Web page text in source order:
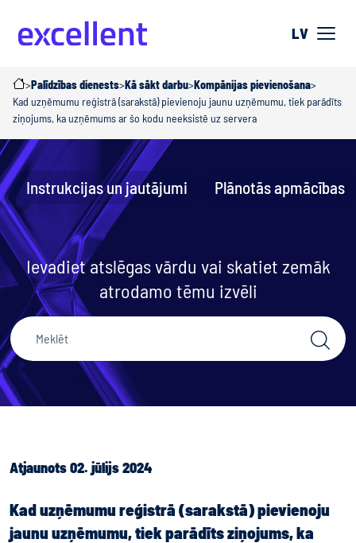
LV
>Palīdzības dienests>Kā sākt darbu>Kompānijas pievienošana>
Kad uzņēmumu reģistrā (sarakstā) pievienoju jaunu uzņēmumu, tiek parādīts
ziņojums, ka uzņēmums ar šo kodu neeksistē uz servera
Instrukcijas un jautājumi Plānotās apmācības
Ievadiet atslēgas vārdu vai skatiet zemāk
atrodamo tēmu izvēli
Atjaunots 02. jūlijs 2024
Kad uzņēmumu reģistrā (sarakstā) pievienoju
jaunu uzņēmumu, tiek parādīts ziņojums, ka